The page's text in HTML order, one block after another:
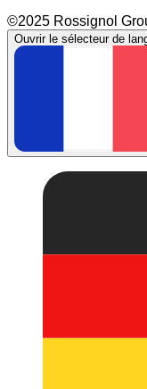
©2025 Rossignol
Ouvrir le sélecteur de